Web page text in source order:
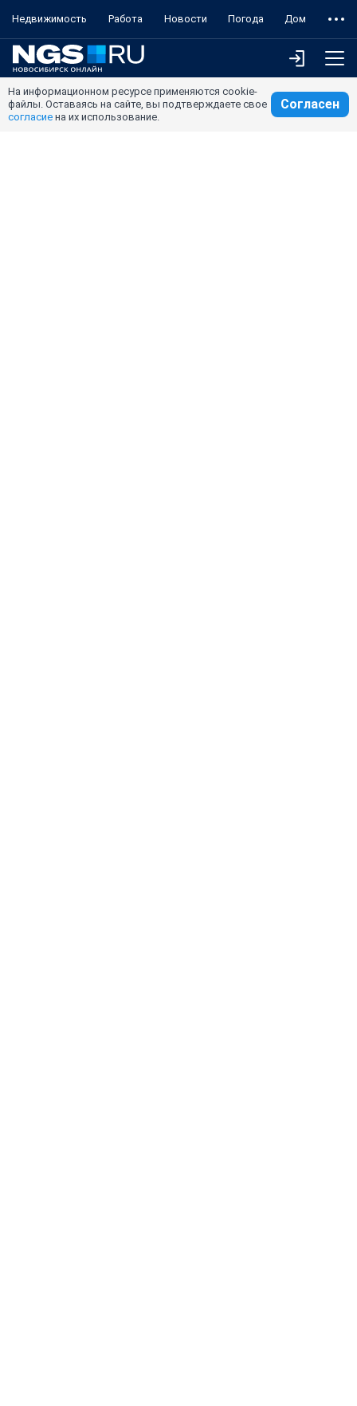
Недвижимость Работа Новости Погода Дом
На информационном ресурсе применяются cookie-
файлы. Оставаясь на сайте, вы подтверждаете свое
согласие на их использование.
Согласен